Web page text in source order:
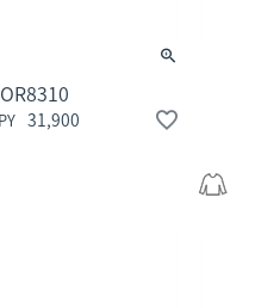
OR8310
31,900